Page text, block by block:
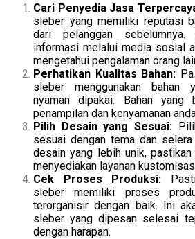
Cari Penyedia Jasa
sleber yang memiliki reputasi
dari pelanggan
informasi melalui media sosial
mengetahui pengalaman orang
Perhatikan Kualitas Bahan:
sleber menggunakan bahan
nyaman dipakai. Bahan yang
penampilan dan kenyamanan
Pilih Desain yang Sesuai:
sesuai dengan tema dan
desain yang lebih unik,
menyediakan layanan
Cek Proses Produksi:
sleber memiliki proses
terorganisir dengan baik. Ini
sleber yang dipesan selesai
dengan harapan.